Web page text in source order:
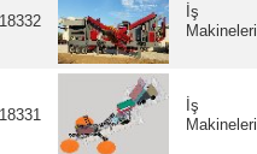
18332
İş
Makineleri
18331
İş
Makineleri